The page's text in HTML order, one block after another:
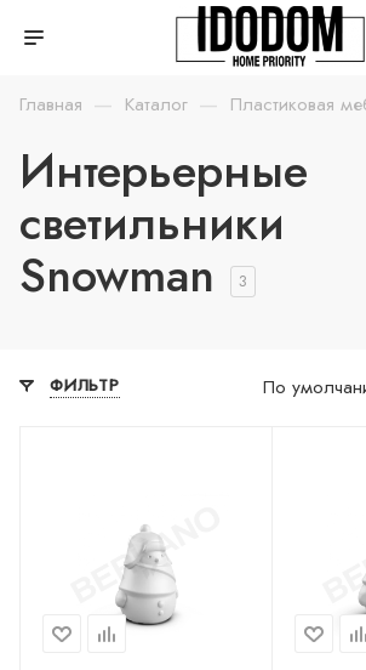
Главная — Каталог — Пластиковая
Интерьерные
светильники
Snowman 3
ФИЛЬТР По